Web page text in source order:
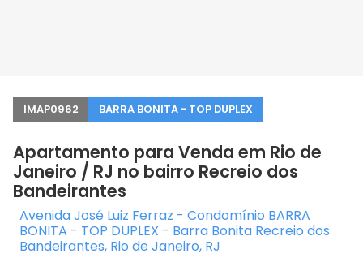
IMAP0962 BARRA BONITA - TOP DUPLEX
Apartamento para Venda em Rio de
Janeiro / RJ no bairro Recreio dos
Bandeirantes
Avenida José Luiz Ferraz - Condomínio BARRA
BONITA - TOP DUPLEX - Barra Bonita Recreio dos
Bandeirantes, Rio de Janeiro, RJ